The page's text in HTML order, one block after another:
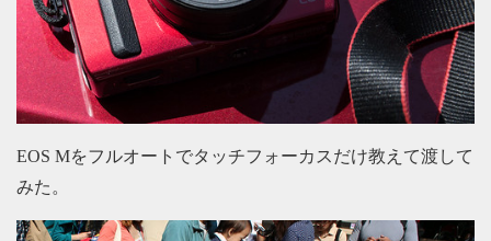
EOS Mをフルオートでタッチフォーカスだけ教えて渡して
みた。